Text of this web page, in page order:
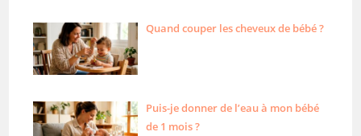
Quand couper les cheveux de bébé ?
Puis-je donner de l’eau à mon bébé
de 1 mois ?